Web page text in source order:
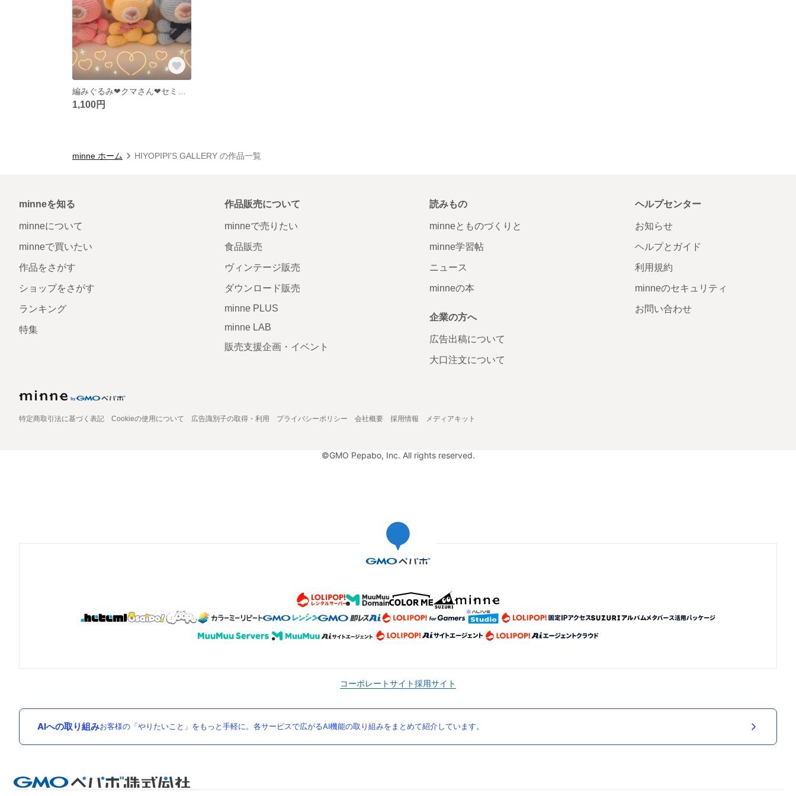
1,100円
minne ホーム HIYOPIPI'S GALLERY の作品一覧
minneを知る
minneについて
minneで買いたい
作品をさがす
ショップをさがす
ランキング
特集
作品販売について
minneで売りたい
食品販売
ヴィンテージ販売
ダウンロード販売
minne PLUS
minne LAB
販売支援企画・イベント
読みもの
minneとものづくりと
minne学習帖
ニュース
minneの本
企業の方へ
広告出稿について
大口注文について
ヘルプセンター
お知らせ
ヘルプとガイド
利用規約
minneのセキュリティ
お問い合わせ
特定商取引法に基づく表記 Cookieの使用について 広告識別子の取得・利用 プライバシーポリシー 会社概要 採用情報 メディアキット
©GMO Pepabo, Inc. All rights reserved.
コーポレートサイト採用サイト
AIへの取り組みお客様の「やりたいこと」をもっと手軽に。各サービスで広がるAI機能の取り組みをまとめて紹介しています。